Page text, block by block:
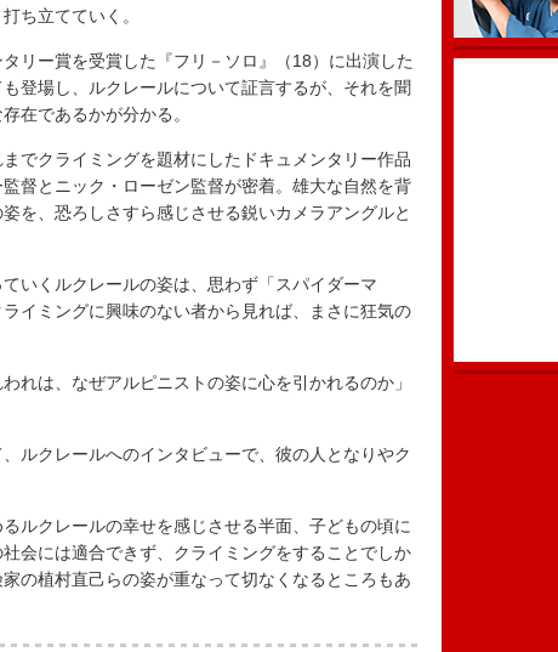
ち立てていく。
リー賞を受賞した『フリ－ソロ』（18）に出演した
登場し、ルクレールについて証言するが、それを聞
在であるかが分かる。
でクライミングを題材にしたドキュメンタリー作品
督とニック・ローゼン監督が密着。雄大な自然を背
を、恐ろしさすら感じさせる鋭いカメラアングルと
いくルクレールの姿は、思わず「スパイダーマ
イミングに興味のない者から見れば、まさに狂気の
れは、なぜアルピニストの姿に心を引かれるのか」
ルクレールへのインタビューで、彼の人となりやク
ルクレールの幸せを感じさせる半面、子どもの頃に
会には適合できず、クライミングをすることでしか
の植村直己らの姿が重なって切なくなるところもあ